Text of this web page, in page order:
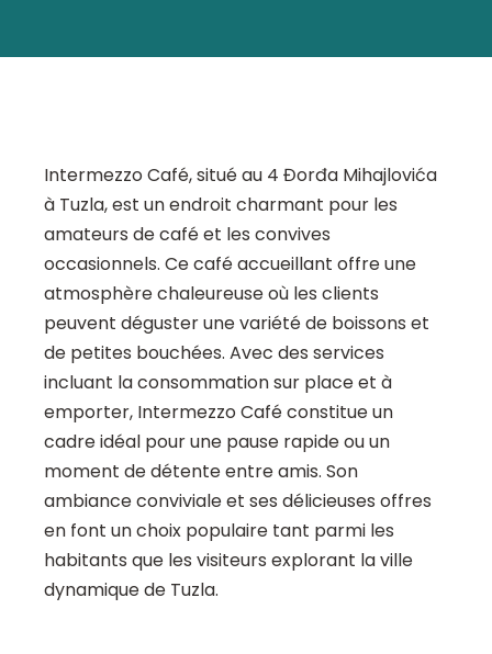
Intermezzo Café, situé au 4 Đorđa Mihajlovića
à Tuzla, est un endroit charmant pour les
amateurs de café et les convives
occasionnels. Ce café accueillant offre une
atmosphère chaleureuse où les clients
peuvent déguster une variété de boissons et
de petites bouchées. Avec des services
incluant la consommation sur place et à
emporter, Intermezzo Café constitue un
cadre idéal pour une pause rapide ou un
moment de détente entre amis. Son
ambiance conviviale et ses délicieuses offres
en font un choix populaire tant parmi les
habitants que les visiteurs explorant la ville
dynamique de Tuzla.